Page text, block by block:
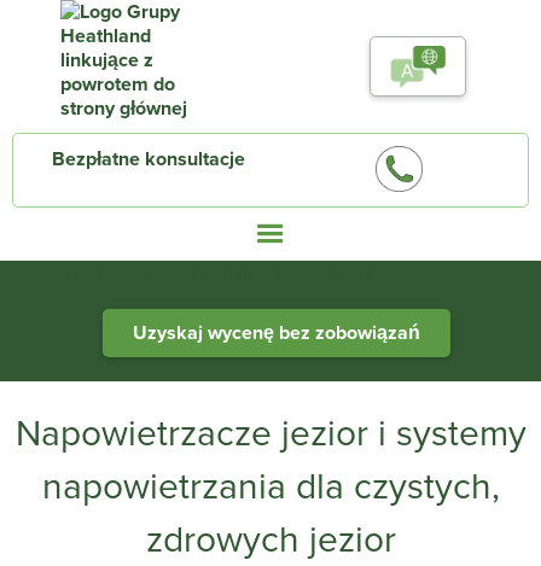
Bezpłatne konsultacje
Uzyskaj wycenę bez zobowiązań
Napowietrzacze jezior i systemy
napowietrzania dla czystych,
zdrowych jezior